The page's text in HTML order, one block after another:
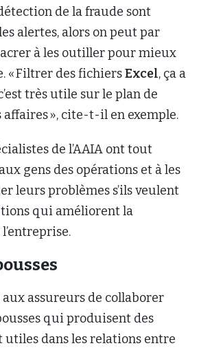
de la fraude sont
alertes, alors on peut par
à les outiller pour mieux
« Filtrer des fichiersExcel, ça a
très utile sur le plan de
affaires », cite-t-il en exemple.
de l’AAIA ont tout
gens des opérations et à les
leurs problèmes s’ils veulent
qui améliorent la
aux assureurs de collaborer
qui produisent des
dans les relations entre